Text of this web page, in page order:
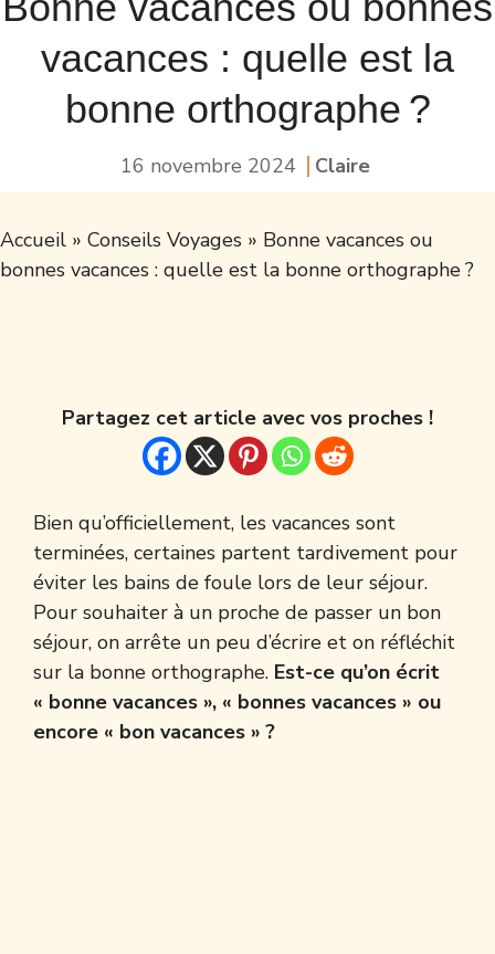
vacances : quelle est la
bonne orthographe ?
16 novembre 2024 Claire
Accueil » Conseils Voyages » Bonne vacances ou
bonnes vacances : quelle est la bonne orthographe ?
Partagez cet article avec vos proches !
Bien qu’officiellement, les vacances sont
terminées, certaines partent tardivement pour
éviter les bains de foule lors de leur séjour.
Pour souhaiter à un proche de passer un bon
séjour, on arrête un peu d’écrire et on réfléchit
sur la bonne orthographe. Est-ce qu’on écrit
« bonne vacances », « bonnes vacances » ou
encore « bon vacances » ?